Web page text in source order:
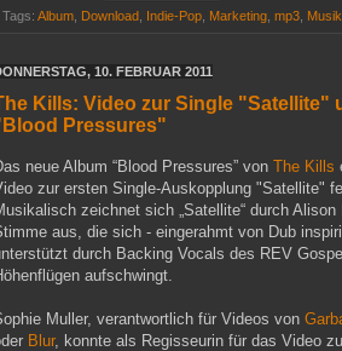
Tags: Album Download Indie-Pop Marketing mp3 Musik
10. FEBRUAR 2011
Kills: Video zur Single "Satellite"
Pressures"
neue Album “Blood Pressures” von The Kills
zur ersten Single-Auskopplung "Satellite"
zeichnet sich „Satellite“ durch
aus, die sich - eingerahmt von Dub
durch Backing Vocals des REV
aufschwingt.
Muller, verantwortlich für Videos von
Blur, konnte als Regisseurin für das Video zu